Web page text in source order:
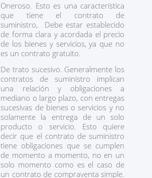
Oneroso. Esto es una característica
que tiene el contrato de
suministro, Debe estar establecido
de forma clara y acordada el precio
de los bienes y servicios, ya que no
es un contrato gratuito.
De trato sucesivo. Generalmente los
contratos de suministro implican
una relación y obligaciones a
mediano o largo plazo, con entregas
sucesivas de bienes o servicios y no
solamente la entrega de un solo
producto o servicio. Esto quiere
decir que el contrato de suministro
tiene obligaciones que se cumplen
de momento a momento, no en un
solo momento como es el caso de
un contrato de compraventa simple.